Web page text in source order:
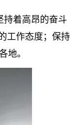
持着高昂的奋斗
工作态度；保持
地。